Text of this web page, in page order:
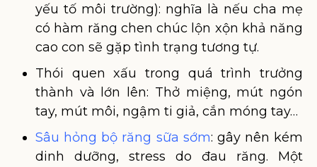
yếu tố môi trường): nghĩa là nếu cha mẹ
có hàm răng chen chúc lộn xộn khả năng
cao con sẽ gặp tình trạng tương tự.
Thói quen xấu trong quá trình trưởng
thành và lớn lên: Thở miệng, mút ngón
tay, mút môi, ngậm ti giả, cắn móng tay…
Sâu hỏng bộ răng sữa sớm: gây nên kém
dinh dưỡng, stress do đau răng. Một